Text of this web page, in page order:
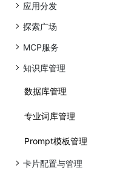
应用分发
探索广场
MCP服务
知识库管理
数据库管理
专业词库管理
Prompt模板管理
卡片配置与管理